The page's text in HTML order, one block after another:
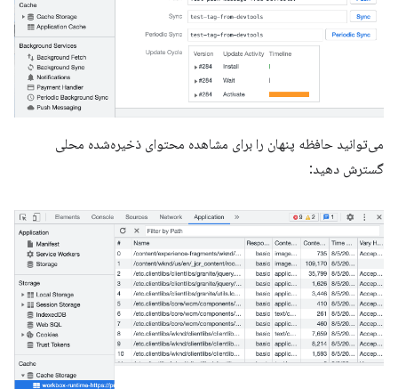
می‌توانید حافظه پنهان را برای مشاهده محتوای ذخیره‌شده محلی
گسترش دهید: